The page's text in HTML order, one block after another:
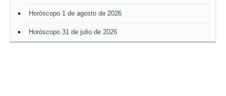
Horóscopo 1 de agosto de 2026
Horóscopo 31 de julio de 2026